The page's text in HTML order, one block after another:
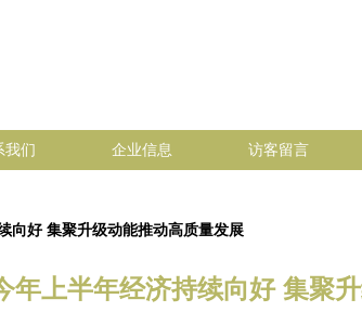
我们 企业信息 访客留言
向好 集聚升级动能推动高质量发展
年上半年经济持续向好 集聚